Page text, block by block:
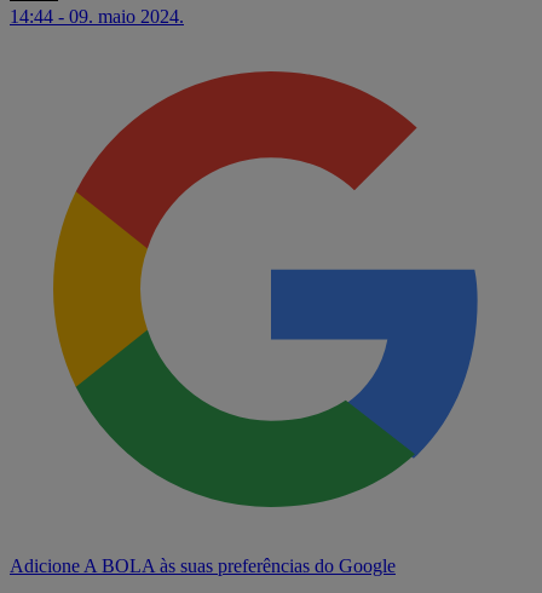
14:44 - 09. maio 2024.
Adicione A BOLA às suas preferências do Google